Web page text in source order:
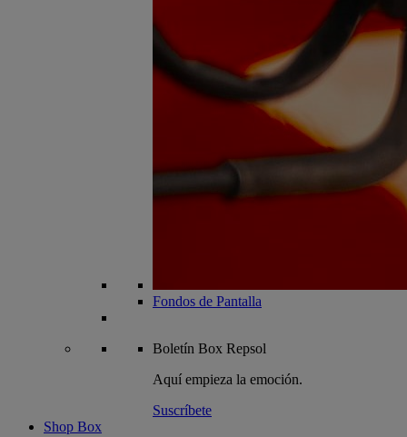
Fondos de Pantalla
Boletín Box Repsol
Aquí empieza la emoción.
Suscríbete
Shop Box